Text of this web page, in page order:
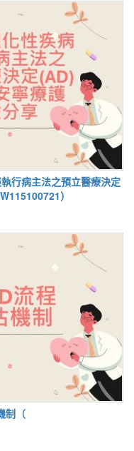
行病主法之預立醫療決定
）
制（